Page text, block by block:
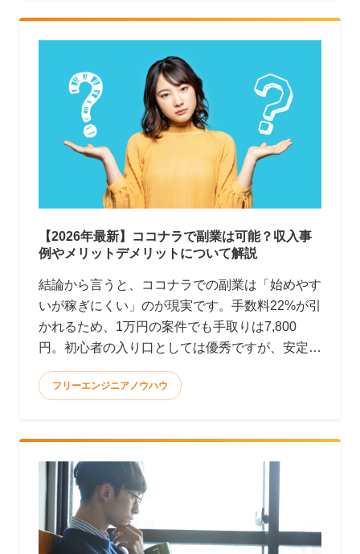
【2026年最新】ココナラで副業は可能？収入事
例やメリットデメリットについて解説
結論から言うと、ココナラでの副業は「始めやす
いが稼ぎにくい」のが現実です。手数料22%が引
かれるため、1万円の案件でも手取りは7,800
円。初心者の入り口としては優秀ですが、安定
フリーエンジニアノウハウ